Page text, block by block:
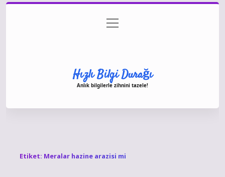
Gizlilik Politikası
menüyü
aç
Hızlı Bilgi Durağı
Anlık bilgilerle zihnini tazele!
Etiket: Meralar hazine arazisi mi